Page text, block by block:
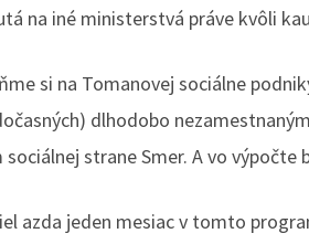
na iné ministerstvá práve kvôli
si na Tomanovej sociálne
dlhodobo
sociálnej strane Smer. A vo výpočte
azda jeden mesiac v tomto